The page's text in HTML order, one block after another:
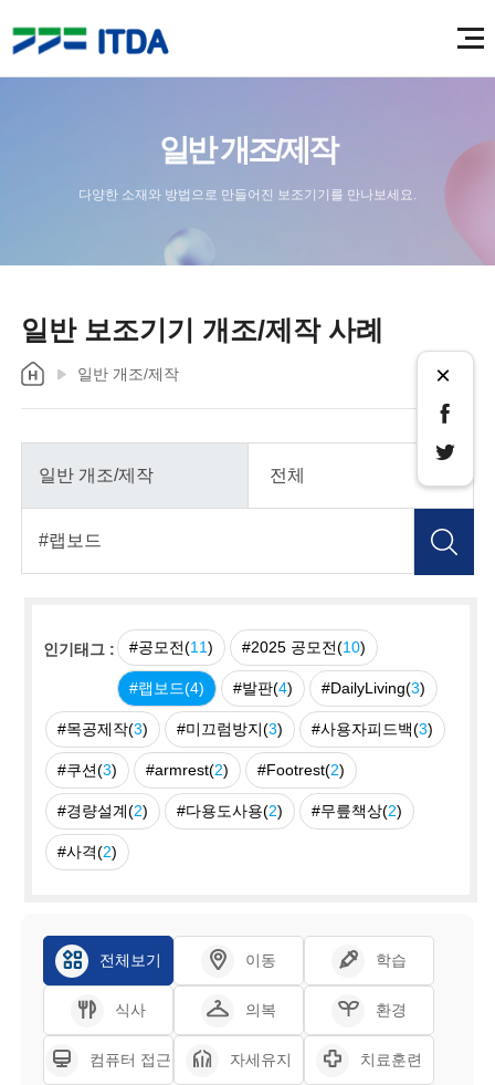
일반 개조/제작
다양한 소재와 방법으로 만들어진 보조기기를 만나보세요.
일반 보조기기 개조/제작 사례
일반 개조/제작 ×
인기태그 : #공모전(11) #2025 공모전(10)
#랩보드(4) #발판(4) #DailyLiving(3)
#목공제작(3) #미끄럼방지(3) #사용자피드백(3)
#쿠션(3) #armrest(2) #Footrest(2)
#경량설계(2) #다용도사용(2) #무릎책상(2)
#사격(2)
전체보기 이동 학습
식사 의복 환경
컴퓨터 접근 자세유지 치료훈련